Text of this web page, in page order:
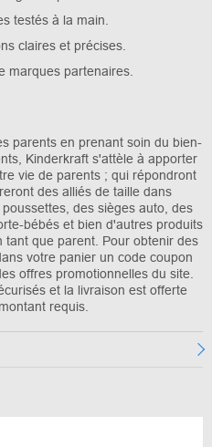
testés à la main.
claires et précises.
marques partenaires.
parents en prenant soin du bien-
Kinderkraft s'attèle à apporter
vie de parents ; qui répondront
des alliés de taille dans
des sièges auto, des
bébés et bien d'autres produits
tant que parent. Pour obtenir des
votre panier un code coupon
offres promotionnelles du site.
et la livraison est offerte
requis.